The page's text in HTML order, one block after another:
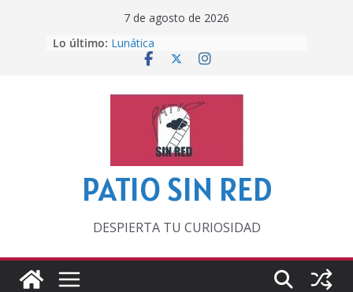
7 de agosto de 2026
Lo último: Lunática
Pero, hasta entonces…
‘La broma infinita’ de recomendar
lecturas veraniegas
Otra del Mundial
PATIO SIN RED
DESPIERTA TU CURIOSIDAD